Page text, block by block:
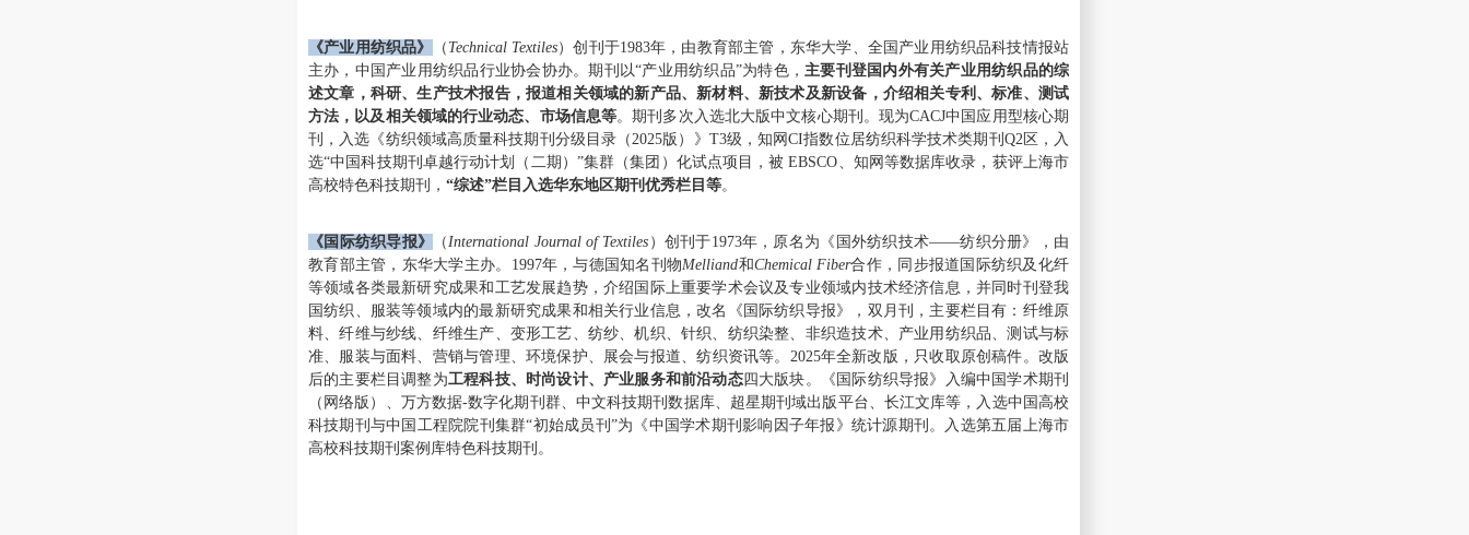
《产业用纺织品》 （ Technical Textiles）创刊于1983年，由教育部主管，东华大学、全国产业用纺织品科技情报站
主办，中国产业用纺织品行业协会协办。期刊以“产业用纺织品”为特色，主要刊登国内外有关产业用纺织品的综
述文章，科研、生产技术报告，报道相关领域的新产品、新材料、新技术及新设备，介绍相关专利、标准、测试
方法，以及相关领域的行业动态、市场信息等。期刊多次入选北大版中文核心期刊。现为CACJ中国应用型核心期
刊，入选《纺织领域高质量科技期刊分级目录（2025版）》T3级，知网CI指数位居纺织科学技术类期刊Q2区，入
选“中国科技期刊卓越行动计划（二期）”集群（集团）化试点项目，被 EBSCO、知网等数据库收录，获评上海市
高校特色科技期刊， “综述”栏目入选华东地区期刊优秀栏目等。
《国际纺织导报》 （International Journal of Textiles ） 创刊于1973年，原名为《国外纺织技术——纺织分册》，由
教育部主管，东华大学主办。1997年，与德国知名刊物Melliand和Chemical Fiber合作，同步报道国际纺织及化纤
等领域各类最新研究成果和工艺发展趋势，介绍国际上重要学术会议及专业领域内技术经济信息，并同时刊登我
国纺织、服装等领域内的最新研究成果和相关行业信息，改名《国际纺织导报》，双月刊，主要栏目有：纤维原
料、纤维与纱线、纤维生产、变形工艺、纺纱、机织、针织、纺织染整、非织造技术、产业用纺织品、测试与标
准、服装与面料、营销与管理、环境保护、展会与报道、纺织资讯等。2025年全新改版，只收取原创稿件。改版
后的主要栏目调整为工程科技、时尚设计、产业服务和前沿动态四大版块。
《国际纺织导报》入编中国学术期刊
（网络版）、万方数据-数字化期刊群、中文科技期刊数据库、超星期刊域出版平台、长江文库等，入选中国高校
科技期刊与中国工程院院刊集群“初始成员刊”为《中国学术期刊影响因子年报》统计源期刊。入选第五届上海市
高校科技期刊案例库特色科技期刊。